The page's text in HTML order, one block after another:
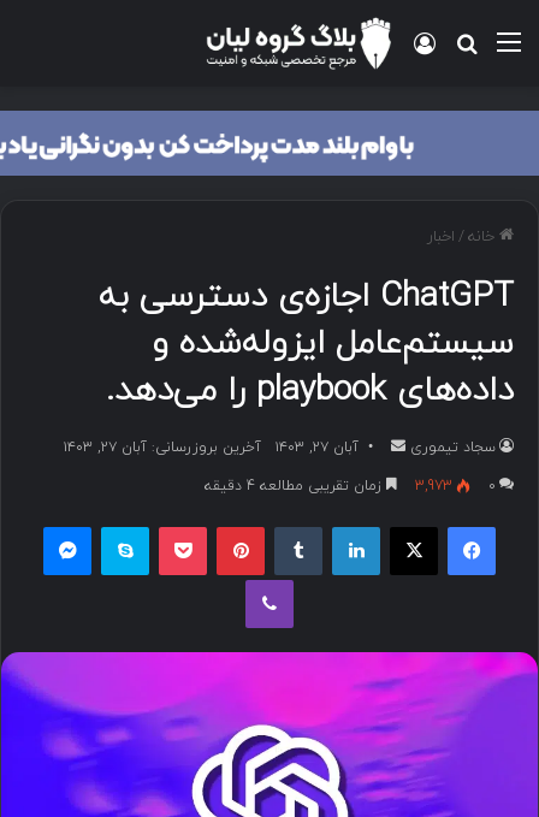
منو جستجو برای
ورود
خانه/ اخبار
ChatGPT اجازه‌ی دسترسی به
سیستم‌عامل ایزوله‌شده و
داده‌های playbook را می‌دهد.
سجاد تیموری
ر
ا
ا
ی
م
ی
ل
آبان ۲۷, ۱۴۰۳
آخرین بروزرسانی: آبان ۲۷, ۱۴۰۳
۰
3,973 زمان تقریبی مطالعه 4 دقیقه
فیسبوک ایکس لینکداین پینتریست پاکت اسکایپ
وایبر